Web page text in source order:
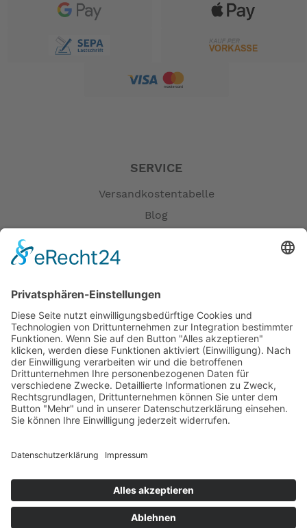
SERVICE
Versandkostentabelle
Blog
Öffnungszeiten
Versandpartner
Verfügbarkeiten
Zahlung und Versand
Datenschutz
Fernabsatz
Widerrufsrecht MS
Widerrufsrecht bei Reparatur
Kontakt
Garantiefall